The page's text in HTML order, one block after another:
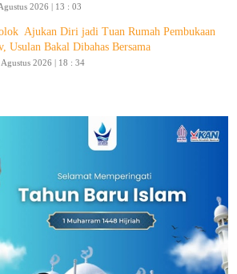
2026 | 13 : 03
Ajukan Diri jadi Tuan Rumah Pembukaan
Usulan Bakal Dibahas Bersama
Agustus 2026 | 18 : 34